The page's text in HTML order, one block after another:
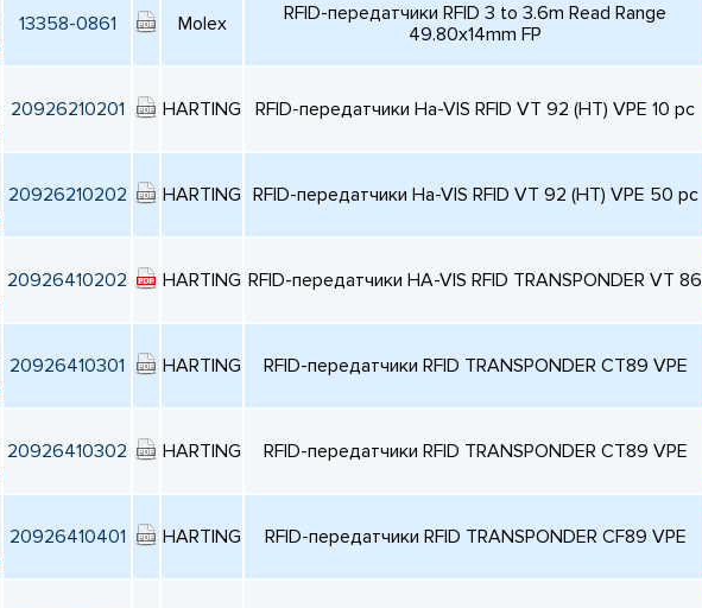
13358-0861 Molex
RFID-передатчики RFID 3 to 3.6m Read Range
49.80x14mm FP
20926210201 HARTING RFID-передатчики Ha-VIS RFID VT 92 (HT) VPE 10 pc
20926210202 HARTING RFID-передатчики Ha-VIS RFID VT 92 (HT) VPE 50 pc
20926410202 HARTING RFID-передатчики HA-VIS RFID TRANSPONDER VT 86
20926410301 HARTING RFID-передатчики RFID TRANSPONDER CT89 VPE
20926410302 HARTING RFID-передатчики RFID TRANSPONDER CT89 VPE
20926410401 HARTING RFID-передатчики RFID TRANSPONDER CF89 VPE